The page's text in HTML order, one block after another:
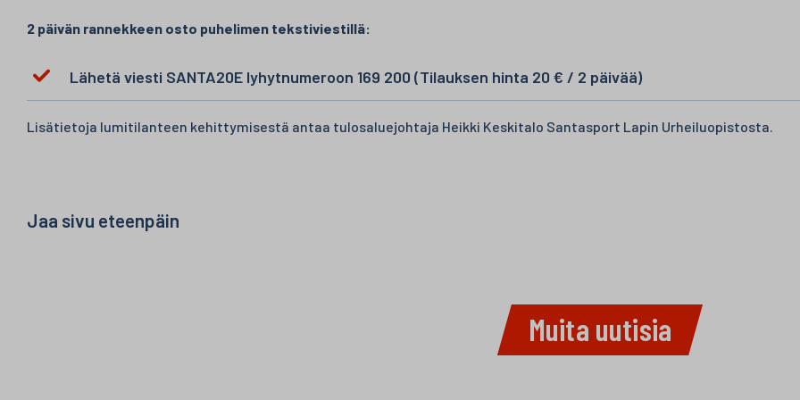
2 päivän rannekkeen osto puhelimen tekstiviestillä:
Lähetä viesti SANTA20E lyhytnumeroon 169 200 (Tilauksen hinta 20 € / 2 päivää)
Lisätietoja lumitilanteen kehittymisestä antaa tulosaluejohtaja Heikki Keskitalo Santasport Lapin Urheiluopistosta.
Jaa sivu eteenpäin
Muita uutisia